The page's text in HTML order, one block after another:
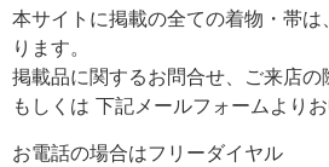
本サイトに掲載の全ての着物・帯
ります。
掲載品に関するお問合せ、ご来店
もしくは 下記メールフォームよりお
お電話の場合はフリーダイヤル